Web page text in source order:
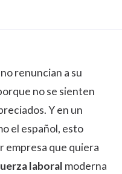
renuncian a su
no se sienten
Y en un
el español, esto
empresa que quiera
laboral moderna